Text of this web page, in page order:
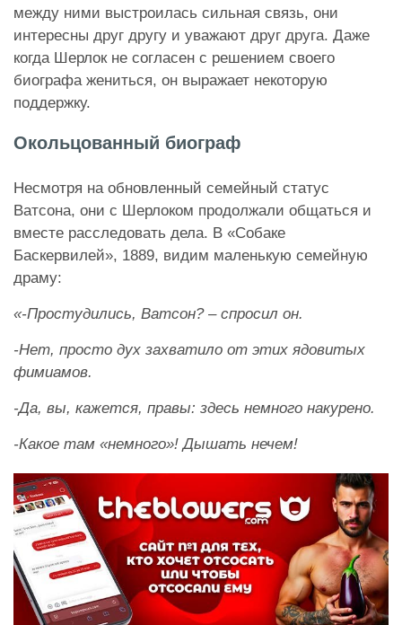
между ними выстроилась сильная связь, они
интересны друг другу и уважают друг друга. Даже
когда Шерлок не согласен с решением своего
биографа жениться, он выражает некоторую
поддержку.
Окольцованный биограф
Несмотря на обновленный семейный статус
Ватсона, они с Шерлоком продолжали общаться и
вместе расследовать дела. В «Собаке
Баскервилей», 1889, видим маленькую семейную
драму:
«-Простудились, Ватсон? – спросил он.
-Нет, просто дух захватило от этих ядовитых
фимиамов.
-Да, вы, кажется, правы: здесь немного накурено.
-Какое там «немного»! Дышать нечем!